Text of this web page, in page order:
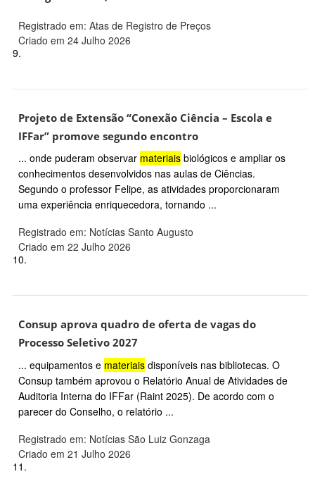
Registrado em: Atas de Registro de Preços
Criado em 24 Julho 2026
9.
Projeto de Extensão “Conexão Ciência – Escola e
IFFar” promove segundo encontro
... onde puderam observar materiais biológicos e ampliar os
conhecimentos desenvolvidos nas aulas de Ciências.
Segundo o professor Felipe, as atividades proporcionaram
uma experiência enriquecedora, tornando ...
Registrado em: Notícias Santo Augusto
Criado em 22 Julho 2026
10.
Consup aprova quadro de oferta de vagas do
Processo Seletivo 2027
... equipamentos e materiais disponíveis nas bibliotecas. O
Consup também aprovou o Relatório Anual de Atividades de
Auditoria Interna do IFFar (Raint 2025). De acordo com o
parecer do Conselho, o relatório ...
Registrado em: Notícias São Luiz Gonzaga
Criado em 21 Julho 2026
11.